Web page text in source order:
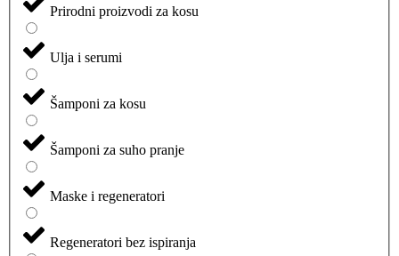
Prirodni proizvodi za kosu
Ulja i serumi
Šamponi za kosu
Šamponi za suho pranje
Maske i regeneratori
Regeneratori bez ispiranja